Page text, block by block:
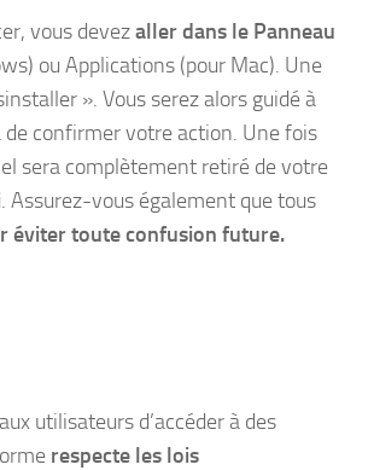
vous devezaller dans le Panneau
) ou Applications (pour Mac). Une
». Vous serez alors guidé à
confirmer votre action. Une fois
sera complètement retiré de votre
. Assurez-vous également que tous
éviter toute confusion future.
aux utilisateurs d’accéder à des
respecte les lois